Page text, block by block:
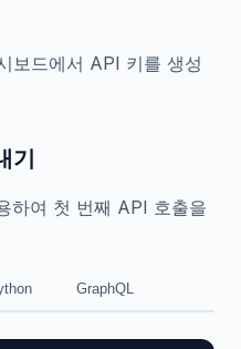
보드에서 API 키를 생성
기
하여 첫 번째 API 호출을
GraphQL